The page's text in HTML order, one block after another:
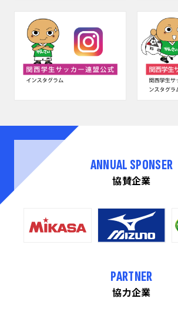
ANNUAL SPONSER
協賛企業
PARTNER
協力企業